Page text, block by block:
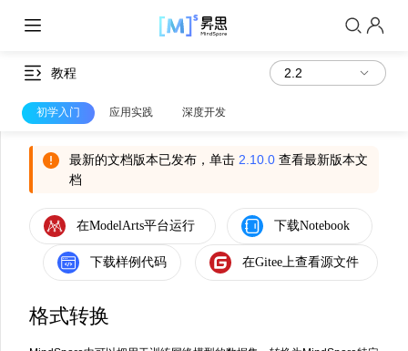
教程
初学入门 应用实践 深度开发
最新的文档版本已发布，单击 2.10.0 查看最新版本文
档
格式转换